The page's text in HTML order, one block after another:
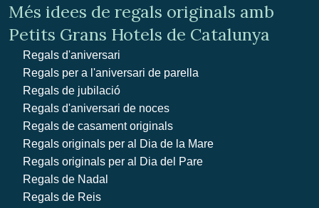
Més idees de regals originals amb
Petits Grans Hotels de Catalunya
Regals d'aniversari
Regals per a l'aniversari de parella
Regals de jubilació
Regals d'aniversari de noces
Regals de casament originals
Regals originals per al Dia de la Mare
Regals originals per al Dia del Pare
Regals de Nadal
Regals de Reis